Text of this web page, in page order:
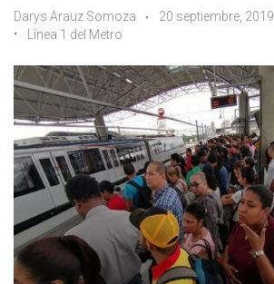
Darys Arauz Somoza 20 septiembre, 2019
Línea 1 del Metro